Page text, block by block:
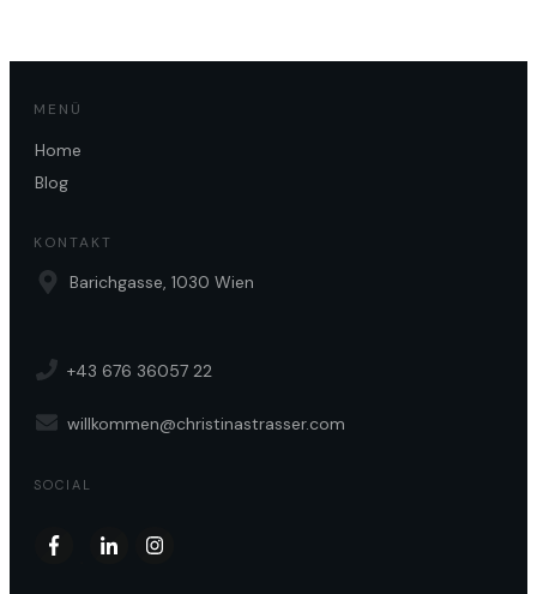
MENÜ
Home
Blog
KONTAKT
Barichgasse, 1030 Wien
+43 676 36057 22
willkommen@christinastrasser.com
SOCIAL